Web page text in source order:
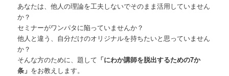
あなたは、他人の理論を工夫しないでそのまま活用していません
か？
セミナーがワンパタに陥っていませんか？
他人と違う、自分だけのオリジナルを持ちたいと思っていません
か？
そんな方のために、題して 「にわか講師を脱出するための7か
条」 をお教えします。